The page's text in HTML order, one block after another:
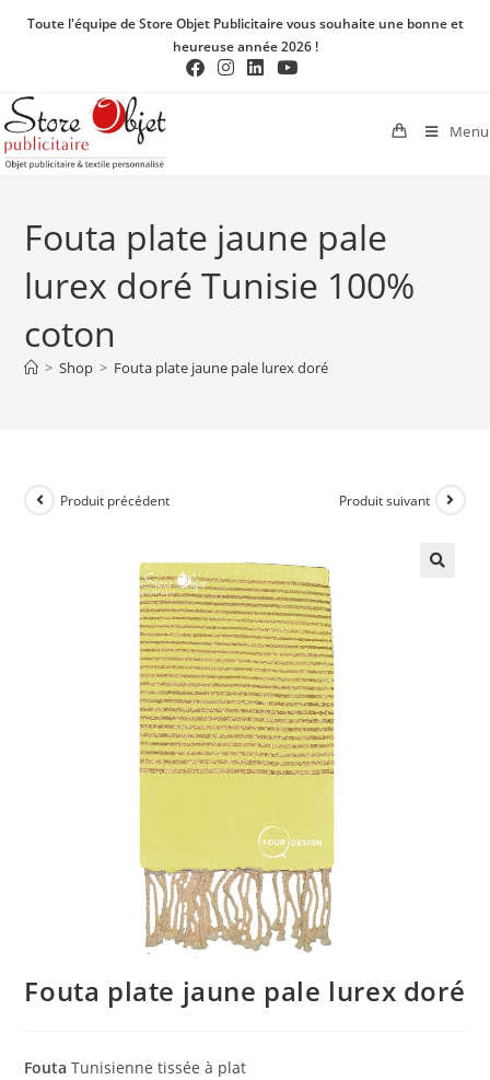
Toute l'équipe de Store Objet Publicitaire vous souhaite une bonne et
heureuse année 2026 !
Menu
Fouta plate jaune pale
lurex doré Tunisie 100%
coton
> Shop > Fouta plate jaune pale lurex doré
Produit précédent Produit suivant
Fouta plate jaune pale lurex doré
Fouta Tunisienne tissée à plat